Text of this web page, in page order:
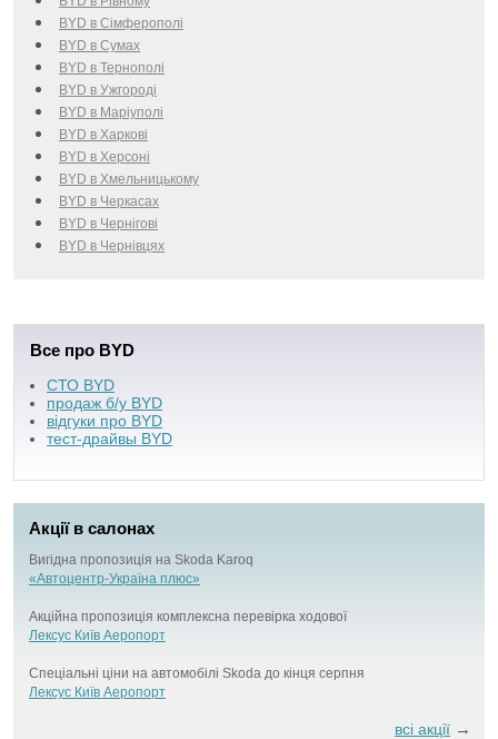
BYD в Сімферополі
BYD в Сумах
BYD в Тернополі
BYD в Ужгороді
BYD в Маріуполі
BYD в Харкові
BYD в Херсоні
BYD в Хмельницькому
BYD в Черкаcах
BYD в Чернігові
BYD в Чернівцях
Все про BYD
СТО BYD
продаж б/у BYD
відгуки про BYD
тест-драйвы BYD
Акції в салонах
Вигідна пропозиція на Skoda Karoq
«Автоцентр-Україна плюс»
Акційна пропозиція комплексна перевірка ходової
Лексус Київ Аеропорт
Спеціальні ціни на автомобілі Skoda до кінця серпня
Лексус Київ Аеропорт
всі акції →